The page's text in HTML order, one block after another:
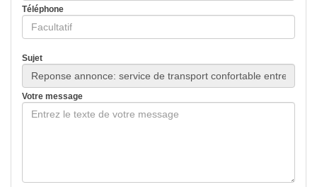
Téléphone
Sujet
Votre message